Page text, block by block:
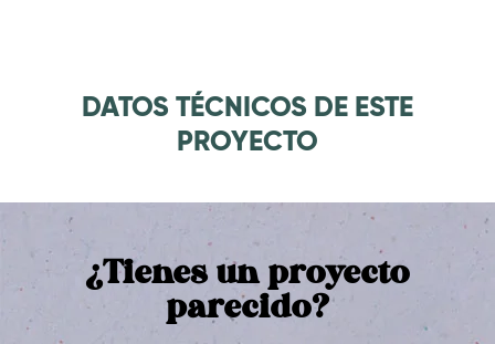
DATOS TÉCNICOS DE ESTE
PROYECTO
¿Tienes un proyecto
parecido?